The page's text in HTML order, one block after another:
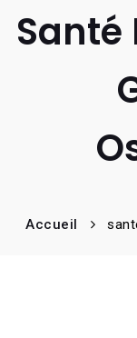
Santé
Accueil